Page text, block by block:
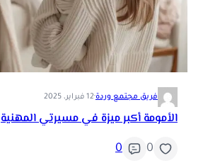
فريق مجتمع وردة·12 فبراير، 2025
الأمومة أكبر ميزة في مسيرتي المهنية
0
0